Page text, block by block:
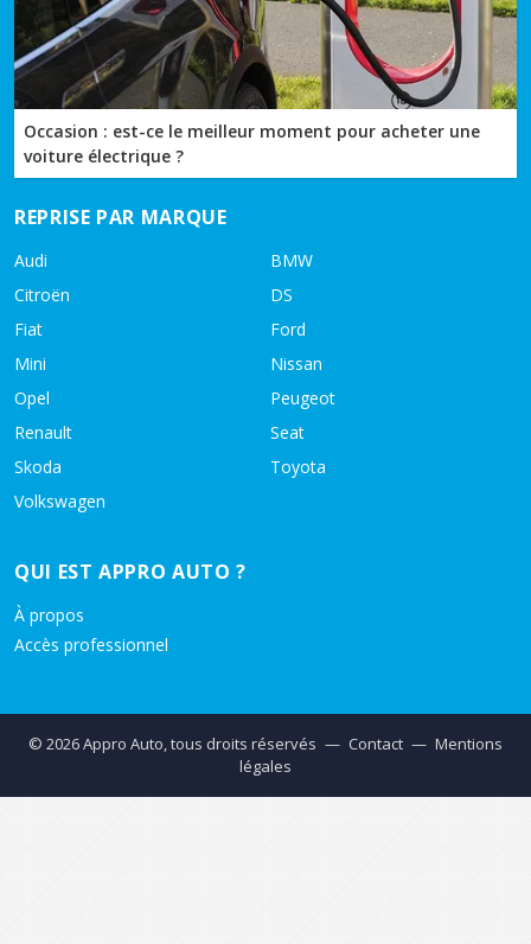
Occasion : est-ce le meilleur moment pour acheter une
voiture électrique ?
REPRISE PAR MARQUE
Audi
BMW
Citroën
DS
Fiat
Ford
Mini
Nissan
Opel
Peugeot
Renault
Seat
Skoda
Toyota
Volkswagen
QUI EST APPRO AUTO ?
À propos
Accès professionnel
© 2026 Appro Auto, tous droits réservés — Contact — Mentions
légales